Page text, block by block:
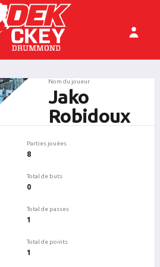
Nom du joueur
Jako
Robidoux
Parties jouées
8
Total de buts
0
Total de passes
1
Total de points
1